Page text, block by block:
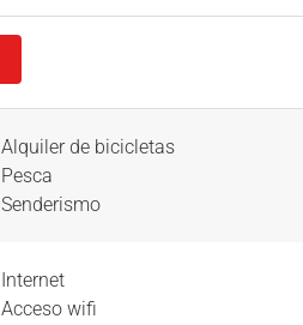
Alquiler de bicicletas
Pesca
Senderismo
Internet
Acceso wifi